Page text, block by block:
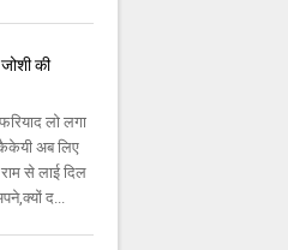
की
लो लगा
अब लिए
से लाई दिल
द...